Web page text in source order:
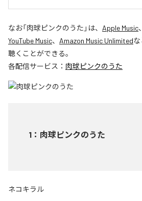
なお「肉球ピンクのうた 」は、 Apple Music、
YouTube Music、 Amazon Music Unlimited
聴くことができる。
各配信サービス： 肉球ピンクのうた
1 ： 肉球ピンクのうた
ネコキラル